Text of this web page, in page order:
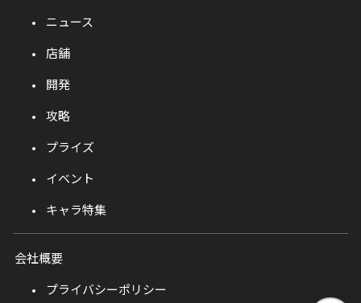
ニュース
店舗
開発
攻略
プライズ
イベント
キャラ特集
会社概要
プライバシーポリシー